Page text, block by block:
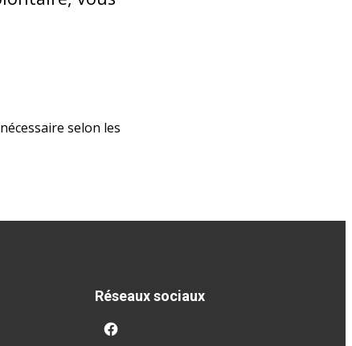
selon les
Réseaux sociaux
facebook